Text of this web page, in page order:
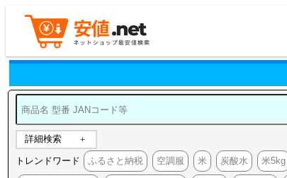
詳細検索
トレンドワード ふるさと納税 空調服 米 炭酸水 米5kg